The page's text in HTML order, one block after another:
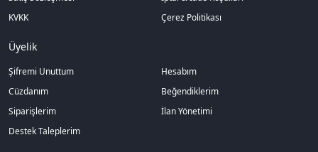
KVKK
Çerez Politikası
Üyelik
Şifremi Unuttum
Hesabım
Cüzdanım
Beğendiklerim
Siparişlerim
İlan Yönetimi
Destek Taleplerim